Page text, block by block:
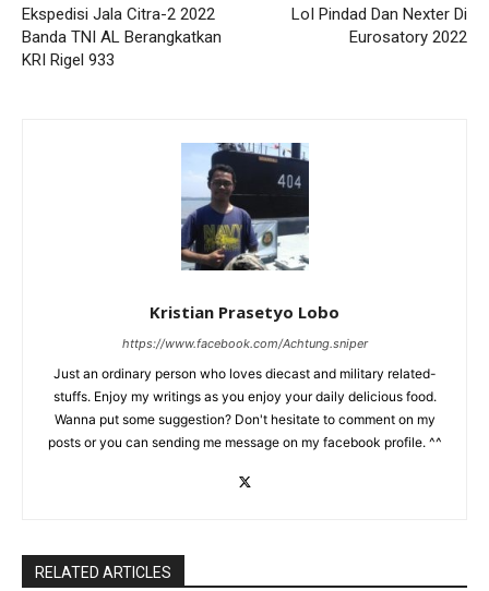
Ekspedisi Jala Citra-2 2022
Banda TNI AL Berangkatkan
KRI Rigel 933
LoI Pindad Dan Nexter Di
Eurosatory 2022
Kristian Prasetyo Lobo
https://www.facebook.com/Achtung.sniper
Just an ordinary person who loves diecast and military related-
stuffs. Enjoy my writings as you enjoy your daily delicious food.
Wanna put some suggestion? Don't hesitate to comment on my
posts or you can sending me message on my facebook profile. ^^
RELATED ARTICLES